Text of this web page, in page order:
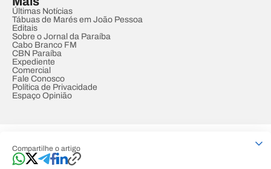
Compartilhe o artigo
Últimas Notícias
Tábuas de Marés em João Pessoa
Editais
Sobre o Jornal da Paraíba
Cabo Branco FM
CBN Paraíba
Expediente
Comercial
Fale Conosco
Política de Privacidade
Espaço Opinião
Developed by Designed by